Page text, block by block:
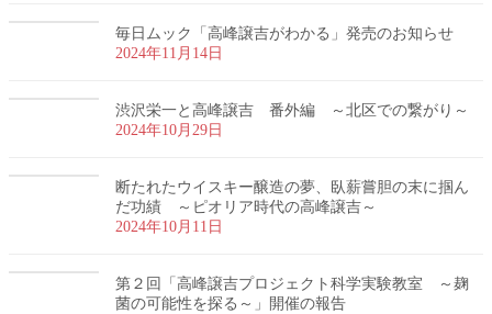
毎日ムック「高峰譲吉がわかる」発売のお知らせ
2024年11月14日
渋沢栄一と高峰譲吉 番外編 ～北区での繋がり～
2024年10月29日
断たれたウイスキー醸造の夢、臥薪嘗胆の末に掴ん
だ功績 ～ピオリア時代の高峰譲吉～
2024年10月11日
第２回「高峰譲吉プロジェクト科学実験教室 ～麹
菌の可能性を探る～」開催の報告